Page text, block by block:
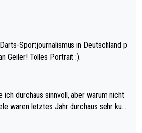
Sportjournalismus in Deutschland p
Geiler! Tolles Portrait :).
ich durchaus sinnvoll, aber warum nicht
eh qualifi